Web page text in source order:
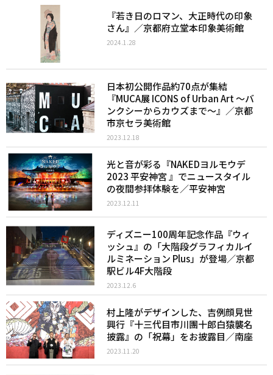
『若き日のロマン、大正時代の印象
さん』／京都府立堂本印象美術館
2024.1.28
日本初公開作品約70点が集結
『MUCA展 ICONS of Urban Art ～バ
ンクシーからカウズまで〜』／京都
市京セラ美術館
2023.12.18
光と音が彩る『NAKEDヨルモウデ
2023 平安神宮 』でニュースタイル
の夜間参拝体験を／平安神宮
2023.12.11
ディズニー100周年記念作品『ウィ
ッシュ』の「大階段グラフィカルイ
ルミネーション Plus」が登場／京都
駅ビル4F大階段
2023.12.6
村上隆がデザインした、吉例顔見世
興行『十三代目市川團十郎白猿襲名
披露』の「祝幕」をお披露目／南座
2023.11.20